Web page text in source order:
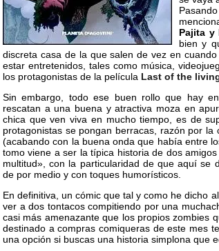
Pajita y
bien y
discreta casa de la que salen de vez en
estar entretenidos, tales como música,
los protagonistas de la película Last of the
Sin embargo, todo ese buen rollo que hay
rescatan a una buena y atractiva moza en
chica que ven viva en mucho tiempo, es de
protagonistas se pongan berracas, razón por
(acabando con la buena onda que había entre
tomo viene a ser la típica historia de dos
multitud», con la particularidad de que aquí se
de por medio y con toques humorísticos.
En definitiva, un cómic que tal y como he dicho
ver a dos tontacos compitiendo por una
casi más amenazante que los propios zombies
destinado a compras comiqueras de este mes
una opción si buscas una historia simplona que